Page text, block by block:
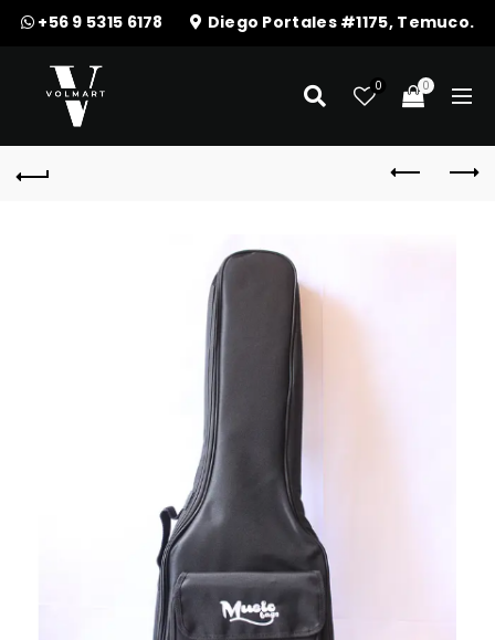
+56 9 5315 6178 Diego Portales #1175, Temuco.
0 0